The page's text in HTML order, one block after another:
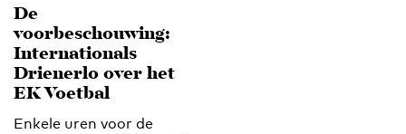
De
voorbeschouwing:
Internationals
Drienerlo over het
EK Voetbal
Enkele uren voor de